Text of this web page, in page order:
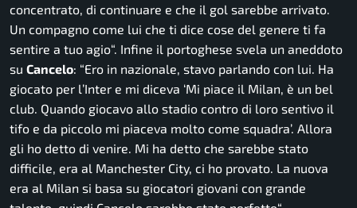
concentrato, di continuare e che il gol sarebbe arrivato.
Un compagno come lui che ti dice cose del genere ti fa
sentire a tuo agio“. Infine il portoghese svela un aneddoto
su Cancelo: “Ero in nazionale, stavo parlando con lui. Ha
giocato per l’Inter e mi diceva ‘Mi piace il Milan, è un bel
club. Quando giocavo allo stadio contro di loro sentivo il
tifo e da piccolo mi piaceva molto come squadra’. Allora
gli ho detto di venire. Mi ha detto che sarebbe stato
difficile, era al Manchester City, ci ho provato. La nuova
era al Milan si basa su giocatori giovani con grande